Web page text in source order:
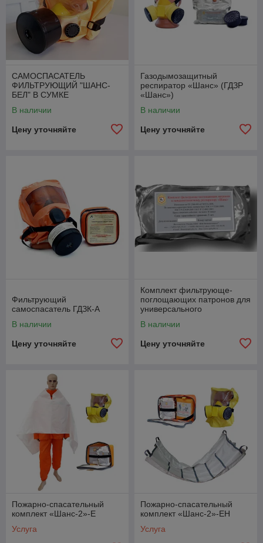
САМОСПАСАТЕЛЬ
ФИЛЬТРУЮЩИЙ "ШАНС-
БЕЛ" В СУМКЕ
В наличии
Цену уточняйте
Газодымозащитный
респиратор «Шанс» (ГДЗР
«Шанс»)
В наличии
Цену уточняйте
Фильтрующий
самоспасатель ГДЗК-А
В наличии
Цену уточняйте
Комплект фильтрующе-
поглощающих патронов для
универсального
самоспасателя Шанс-Е
В наличии
Цену уточняйте
Пожарно-спасательный
комплект «Шанс-2»-Е
Услуга
Пожарно-спасательный
комплект «Шанс-2»-ЕН
Услуга